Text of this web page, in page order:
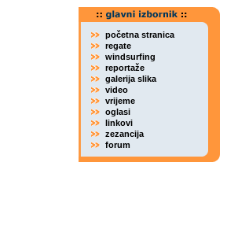
početna stranica
regate
windsurfing
reportaže
galerija slika
video
vrijeme
oglasi
linkovi
zezancija
forum